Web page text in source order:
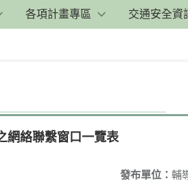
各項計畫專區 交通安全資
網絡聯繫窗口一覽表
發布單位： 輔